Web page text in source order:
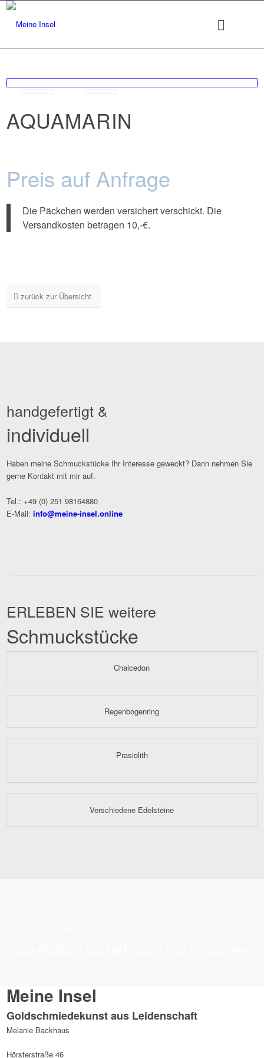
AQUAMARIN
Preis auf Anfrage
Die Päckchen werden versichert verschickt. Die
Versandkosten betragen 10,-€.
zurück zur Übersicht
handgefertigt &
individuell
Haben meine Schmuckstücke Ihr Interesse geweckt? Dann nehmen Sie
gerne Kontakt mit mir auf.
Tel.: +49 (0) 251 98164880
E-Mail:info@meine-insel.online
ERLEBEN SIE weitere
Schmuckstücke
Chalcedon
Regenbogenring
Prasiolith
Verschiedene Edelsteine
Meine Insel
Goldschmiedekunst aus Leidenschaft
Melanie Backhaus
Hörsterstraße 46